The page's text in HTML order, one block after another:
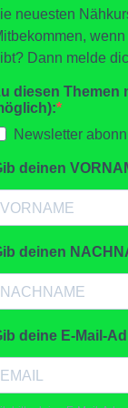
neuesten
Dann melde
diesen Themen
Newsletter
deinen
deinen
deine E-Mail-